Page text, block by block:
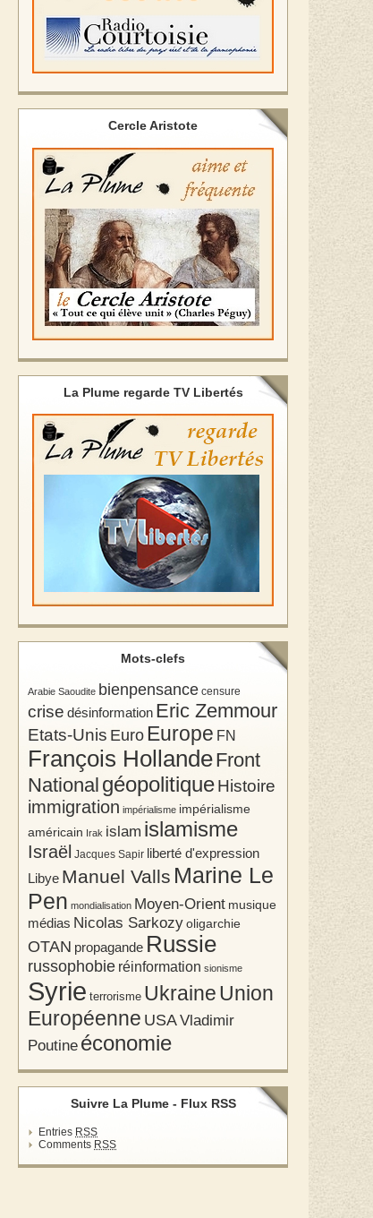
Cercle Aristote
La Plume regarde TV Libertés
Mots-clefs
Arabie Saoudite bienpensance censure
crise désinformation Eric Zemmour
Etats-Unis Euro Europe FN
François HollandeFront
National géopolitiqueHistoire
immigration impérialisme impérialisme
américain Irak islam islamisme
Israël Jacques Sapir liberté d'expression
Libye Manuel Valls Marine Le
Pen mondialisation Moyen-Orient musique
médias Nicolas Sarkozyoligarchie
OTAN propagande Russie
russophobie réinformation sionisme
Syrie terrorisme Ukraine Union
Européenne USAVladimir
Poutine économie
Suivre La Plume - Flux RSS
Entries RSS
Comments RSS